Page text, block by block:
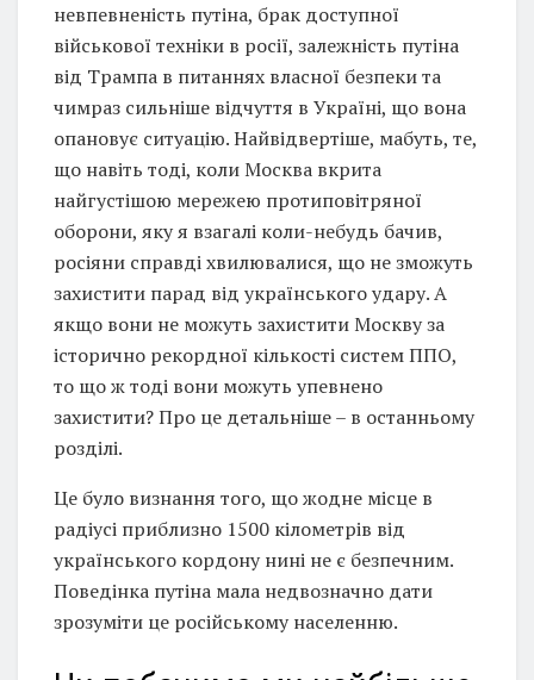
невпевненість путіна, брак доступної
військової техніки в росії, залежність путіна
від Трампа в питаннях власної безпеки та
чимраз сильніше відчуття в Україні, що вона
опановує ситуацію. Найвідвертіше, мабуть, те,
що навіть тоді, коли Москва вкрита
найгустішою мережею протиповітряної
оборони, яку я взагалі коли-небудь бачив,
росіяни справді хвилювалися, що не зможуть
захистити парад від українського удару. А
якщо вони не можуть захистити Москву за
історично рекордної кількості систем ППО,
то що ж тоді вони можуть упевнено
захистити? Про це детальніше – в останньому
розділі.
Це було визнання того, що жодне місце в
радіусі приблизно 1500 кілометрів від
українського кордону нині не є безпечним.
Поведінка путіна мала недвозначно дати
зрозуміти це російському населенню.